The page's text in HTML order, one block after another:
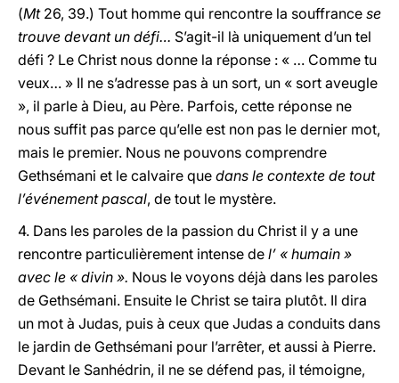
(Mt26, 39.) Tout homme qui rencontre la souffrance se
trouve devant un défi… S’agit-il là uniquement d’un tel
défi ? Le Christ nous donne la réponse : « … Comme tu
veux… » Il ne s’adresse pas à un sort, un « sort aveugle
», il parle à Dieu, au Père. Parfois, cette réponse ne
nous suffit pas parce qu’elle est non pas le dernier mot,
mais le premier. Nous ne pouvons comprendre
Gethsémani et le calvaire que dans le contexte de tout
l’événement pascal, de tout le mystère.
4. Dans les paroles de la passion du Christ il y a une
rencontre particulièrement intense de l’ « humain »
avec le « divin ». Nous le voyons déjà dans les paroles
de Gethsémani. Ensuite le Christ se taira plutôt. Il dira
un mot à Judas, puis à ceux que Judas a conduits dans
le jardin de Gethsémani pour l’arrêter, et aussi à Pierre.
Devant le Sanhédrin, il ne se défend pas, il témoigne,